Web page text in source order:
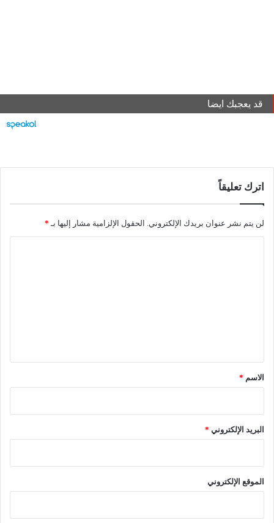
قد يعجبك ايضا
اترك تعليقاً
لن يتم نشر عنوان بريدك الإلكتروني. الحقول الإلزامية مشار إليها بـ *
*الاسم *
البريد الإلكتروني *
الموقع الإلكتروني